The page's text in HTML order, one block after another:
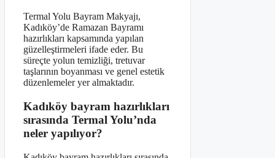
Termal Yolu Bayram Makyajı,
Kadıköy’de Ramazan Bayramı
hazırlıkları kapsamında yapılan
güzelleştirmeleri ifade eder. Bu
süreçte yolun temizliği, tretuvar
taşlarının boyanması ve genel estetik
düzenlemeler yer almaktadır.
Kadıköy bayram hazırlıkları
sırasında Termal Yolu’nda
neler yapılıyor?